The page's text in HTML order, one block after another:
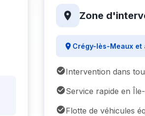
Zone
Crégy-lès-Meaux et
Intervention dans
Service rapide en
Flotte de véhicules